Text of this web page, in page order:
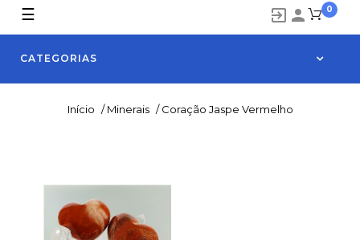
0
 
CATEGORIAS
Toggle
navigation
☰
Início / Minerais / Coração Jaspe Vermelho